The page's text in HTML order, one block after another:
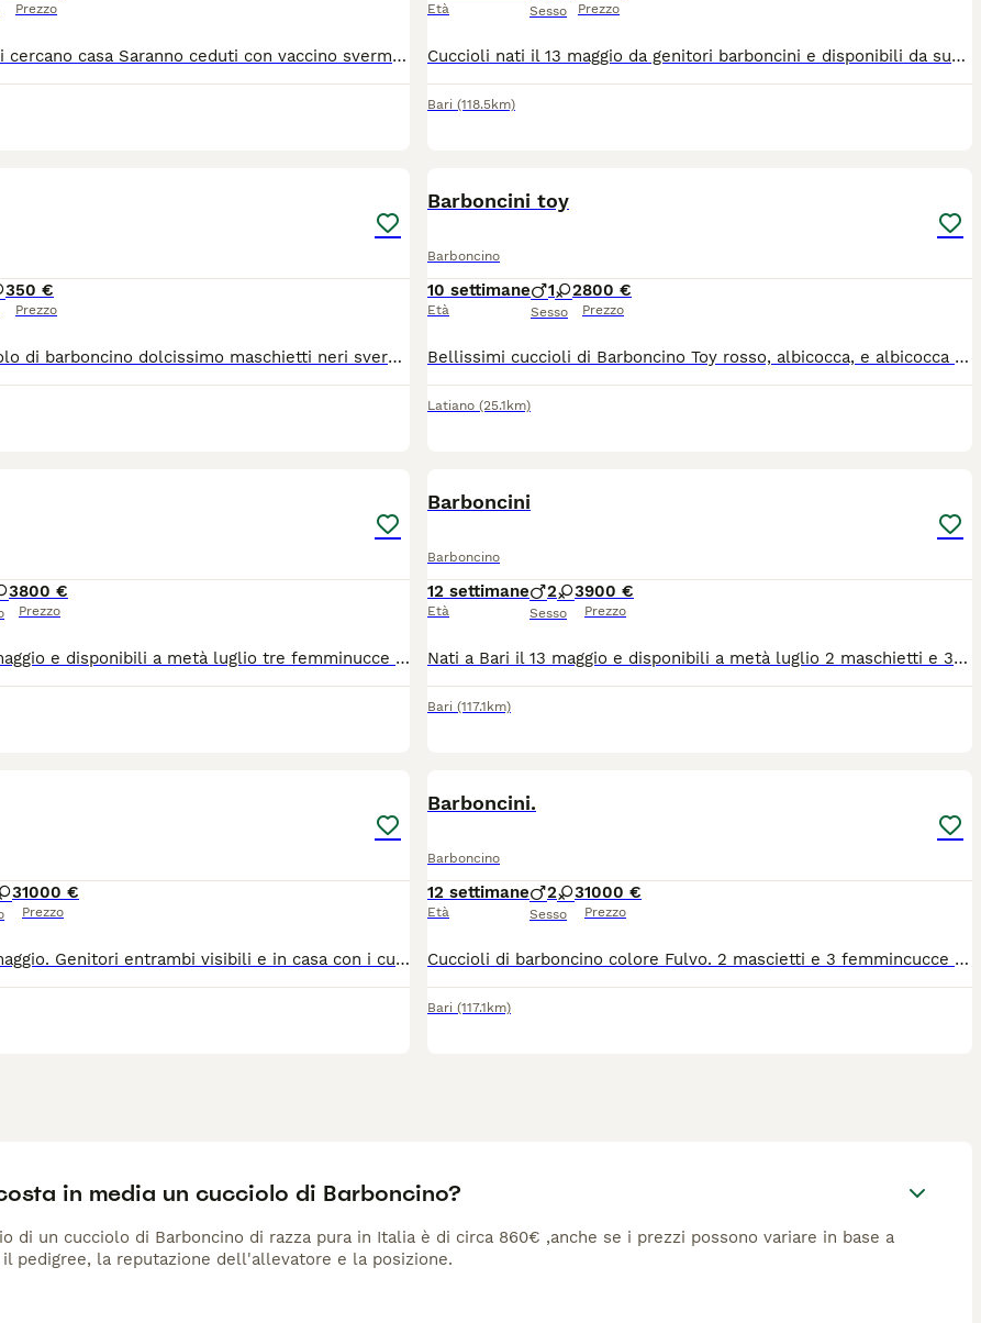
Prezzo
5 splendi cuccioli cercano casa Saranno ceduti con vaccino sverminazione e libretto sanitario genitori visibili 2 maschi neri e 3 femmine albicocca
Età Sesso Prezzo
Cuccioli nati il 13 maggio da genitori barboncini e disponibili da subito a Policoro o Bari. I cuccioli hanno fatto sverminazione e primo vaccino
Bari (118.5km)
350 €
Prezzo
Disponibili cucciolo di barboncino dolcissimo maschietti neri sverminato e 1 vaccino con libretto sanitario
Barboncini toy
Barboncino
10 settimane
Età
1 2
Sesso
800 €
Prezzo
Bellissimi cuccioli di Barboncino Toy rosso, albicocca, e albicocca scuro, nati il 27 maggio. Saranno cedute al compimento dei 2 mesi, il 27 luglio, con libretto sanitario e prima vaccinazione. Per maggiori informazioni non esitate a contattarmi.
Latiano (25.1km)
3800 €
Prezzo
Nati a Bari il 13 maggio e disponibili a metà luglio tre femminucce e un maschietto di barboncino. I genitori sono visibili
Barboncini
Barboncino
12 settimane
Età
2 3
Sesso
900 €
Prezzo
Nati a Bari il 13 maggio e disponibili a metà luglio 2 maschietti e 3 femminucceGenitori entrambi visibili.
Bari (117.1km)
31000 €
Prezzo
Nati a Bari il 13 maggio. Genitori entrambi visibili e in casa con i cuccioli. Sono disponibili 3 femmine e 2 maschi
Barboncini.
Barboncino
12 settimane
Età
2 3
Sesso
1000 €
Prezzo
Cuccioli di barboncino colore Fulvo. 2 mascietti e 3 femmincucce disponibili a Bari da metà luglio. Genitori entrambi visibili.
Bari (117.1km)
in media un cucciolo di Barboncino?
di un cucciolo di Barboncino di razza pura in Italia è di circa 860€ ,anche se i prezzi possono variare in base a
pedigree, la reputazione dell'allevatore e la posizione.